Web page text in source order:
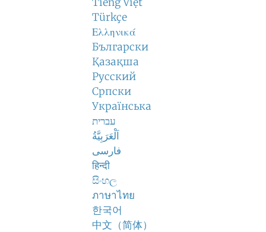
Türkçe
Ελληνικά
Български
Қазақша
Русский
Српски
Українська
עברית
اَلْعَرَبِيَّةُ
فارسی
हिन्दी
සිංහල
ภาษาไทย
한국어
中文（简体）